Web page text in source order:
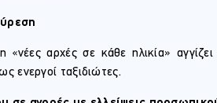
«νέες αρχές σε κάθε ηλικία»
ενεργοί ταξιδιώτες.